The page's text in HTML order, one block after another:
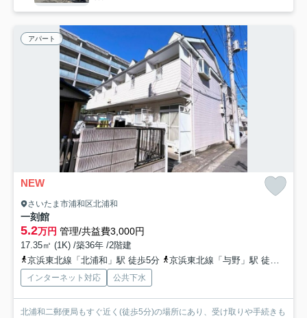
アパート
NEW
さいたま市浦和区北浦和
一刻館
5.2万円 管理/共益費3,000円
17.35㎡ (1K) /築36年 /2階建
京浜東北線「北浦和」駅 徒歩5分
京浜東北線「与野」駅 徒歩17分
インターネット対応 公共下水
北浦和二郵便局もすぐ近く(徒歩5分)の場所にあり、受け取りや手続きも